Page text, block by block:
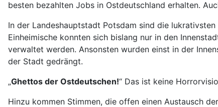
besten bezahlten Jobs in Ostdeutschland erhalten.
In der Landeshauptstadt Potsdam sind die
Einheimische konnten sich bislang nur in den
verwaltet werden. Ansonsten wurden einst in der
der Stadt gedrängt.
„Ghettos der Ostdeutschen!“ Das ist keine
Hinzu kommen Stimmen, die offen einen Austausch